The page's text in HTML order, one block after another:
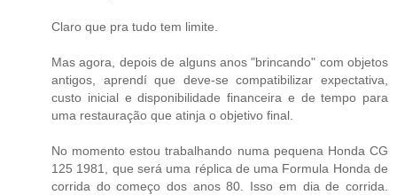
Claro que pra tudo tem limite.
Mas agora, depois de alguns anos "brincando" com objetos
antigos, aprendí que deve-se compatibilizar expectativa,
custo inicial e disponibilidade financeira e de tempo para
uma restauração que atinja o objetivo final.
No momento estou trabalhando numa pequena Honda CG
125 1981, que será uma réplica de uma Formula Honda de
corrida do começo dos anos 80. Isso em dia de corrida.